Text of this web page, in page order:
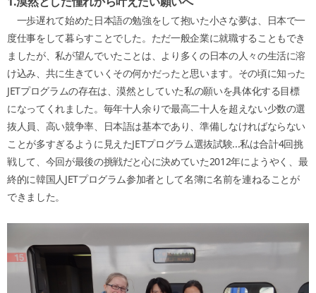
一歩遅れて始めた日本語の勉強をして抱いた小さな夢は、日本で一
度仕事をして暮らすことでした。ただ一般企業に就職することもでき
ましたが、私が望んでいたことは、より多くの日本の人々の生活に溶
け込み、共に生きていくその何かだったと思います。その頃に知った
JETプログラムの存在は、漠然としていた私の願いを具体化する目標
になってくれました。毎年十人余りで最高二十人を超えない少数の選
抜人員、高い競争率、日本語は基本であり、準備しなければならない
ことが多すぎるように見えたJETプログラム選抜試験...私は合計4回挑
戦して、今回が最後の挑戦だと心に決めていた2012年にようやく、最
終的に韓国人JETプログラム参加者として名簿に名前を連ねることが
できました。